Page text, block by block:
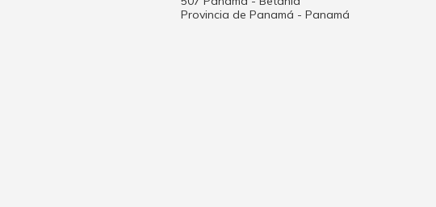
Provincia de Panamá - Panamá